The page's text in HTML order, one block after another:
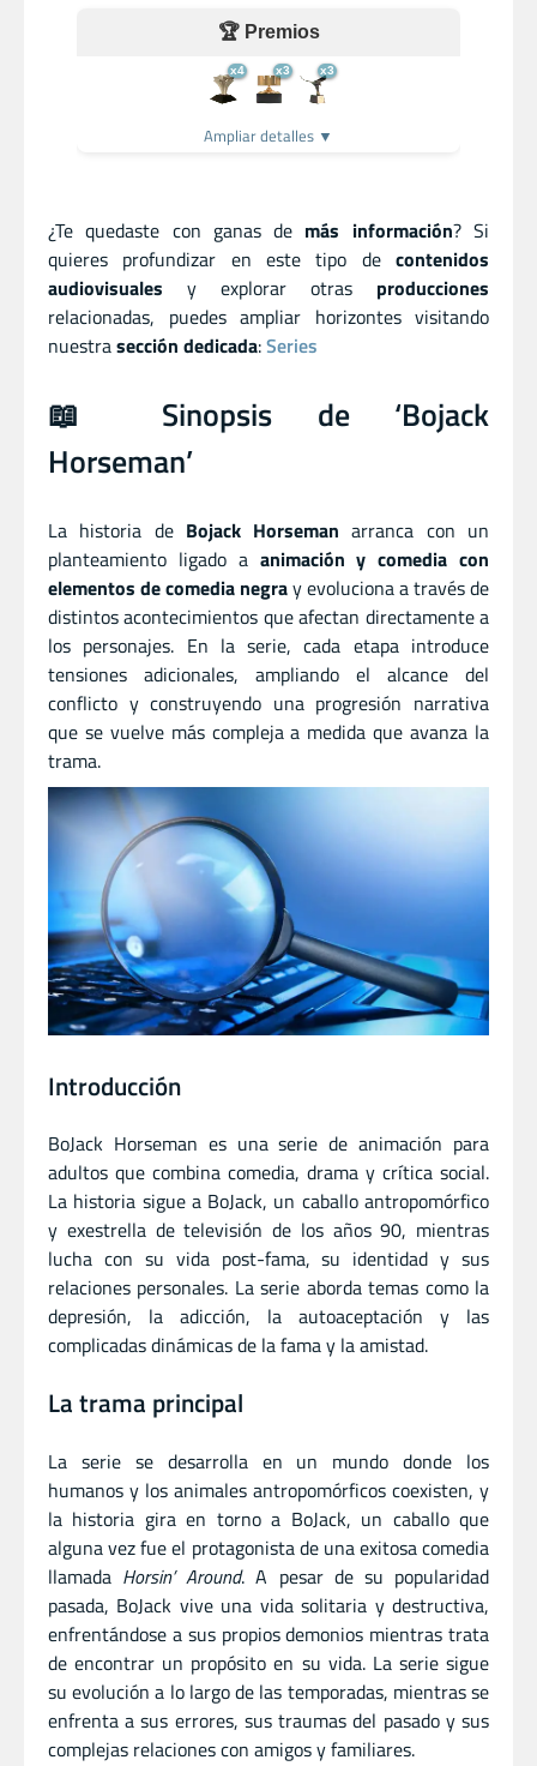
🏆 Premios
x4 x3 x3
Ampliar detalles ▼
¿Te quedaste con ganas de más información? Si
quieres profundizar en este tipo de contenidos
audiovisuales y explorar otras producciones
relacionadas, puedes ampliar horizontes visitando
nuestrasección dedicada:Series
📖 Sinopsis de ‘Bojack
Horseman’
La historia de Bojack Horseman arranca con un
planteamiento ligado a animación y comedia con
elementos de comedia negray evoluciona a través de
distintos acontecimientos que afectan directamente a
los personajes. En la serie, cada etapa introduce
tensiones adicionales, ampliando el alcance del
conflicto y construyendo una progresión narrativa
que se vuelve más compleja a medida que avanza la
trama.
Introducción
BoJack Horseman es una serie de animación para
adultos que combina comedia, drama y crítica social.
La historia sigue a BoJack, un caballo antropomórfico
y exestrella de televisión de los años 90, mientras
lucha con su vida post-fama, su identidad y sus
relaciones personales. La serie aborda temas como la
depresión, la adicción, la autoaceptación y las
complicadas dinámicas de la fama y la amistad.
La trama principal
La serie se desarrolla en un mundo donde los
humanos y los animales antropomórficos coexisten, y
la historia gira en torno a BoJack, un caballo que
alguna vez fue el protagonista de una exitosa comedia
llamada Horsin’ Around. A pesar de su popularidad
pasada, BoJack vive una vida solitaria y destructiva,
enfrentándose a sus propios demonios mientras trata
de encontrar un propósito en su vida. La serie sigue
su evolución a lo largo de las temporadas, mientras se
enfrenta a sus errores, sus traumas del pasado y sus
complejas relaciones con amigos y familiares.